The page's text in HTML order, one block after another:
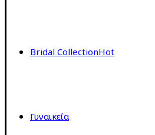
Bridal CollectionHot
Γυναικεία